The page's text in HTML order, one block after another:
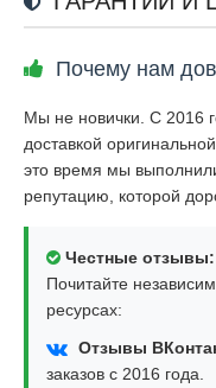
Почему нам
Мы не новички. С 2016
доставкой
это время мы
репутацию, которой
Честные отзывы:
Почитайте
ресурсах:
Отзывы
заказов с 2016 года.